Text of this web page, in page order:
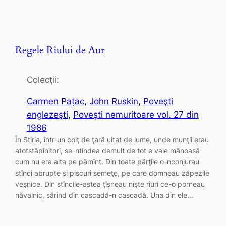
Regele Rîului de Aur
Colecţii:
Carmen Pațac, John Ruskin, Poveşti
englezeşti, Poveşti nemuritoare vol. 27 din
1986
În Stiria, într-un colţ de ţară uitat de lume, unde munţii erau
atotstăpînitori, se-ntindea demult de tot e vale mănoasă
cum nu era alta pe pămînt. Din toate părţile o-nconjurau
stînci abrupte şi piscuri semeţe, pe care domneau zăpezile
veşnice. Din stîncile-astea ţîşneau nişte rîuri ce-o porneau
năvalnic, sărind din cascadă-n cascadă. Una din ele…